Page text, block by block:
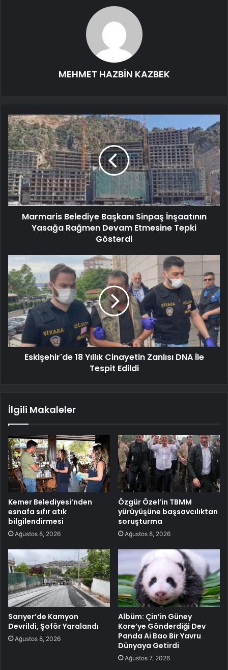
MEHMET HAZBİN KAZBEK
Marmaris Belediye Başkanı Sinpaş İnşaatının
Yasağa Rağmen Devam Etmesine Tepki
Gösterdi
Eskişehir'de 18 Yıllık Cinayetin Zanlısı DNA İle
Tespit Edildi
İlgili Makaleler
Kemer Belediyesi’nden
esnafa sıfır atık
bilgilendirmesi
Ağustos 8, 2026
Özgür Özel’in TBMM
yürüyüşüne başsavcılıktan
soruşturma
Ağustos 8, 2026
Sarıyer’de Kamyon
Devrildi, Şoför Yaralandı
Ağustos 8, 2026
Albüm: Çin’in Güney
Kore’ye Gönderdiği Dev
Panda Ai Bao Bir Yavru
Dünyaya Getirdi
Ağustos 7, 2026